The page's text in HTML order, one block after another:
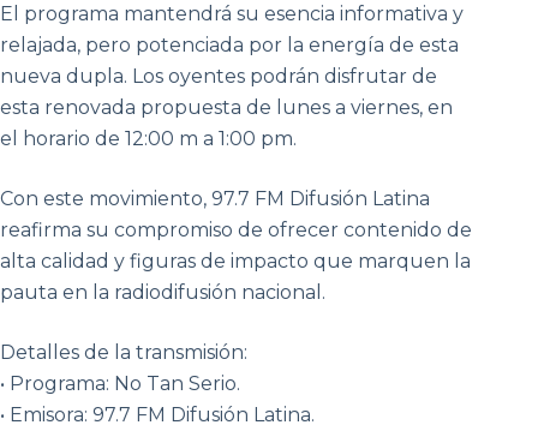
El programa mantendrá su esencia informativa y
relajada, pero potenciada por la energía de esta
nueva dupla. Los oyentes podrán disfrutar de
esta renovada propuesta de lunes a viernes, en
el horario de 12:00 m a 1:00 pm.
Con este movimiento, 97.7 FM Difusión Latina
reafirma su compromiso de ofrecer contenido de
alta calidad y figuras de impacto que marquen la
pauta en la radiodifusión nacional.
Detalles de la transmisión:
• Programa: No Tan Serio.
• Emisora: 97.7 FM Difusión Latina.